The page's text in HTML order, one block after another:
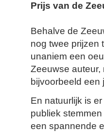
Prijs van de
Behalve de
nog twee prijzen
unaniem een
Zeeuwse auteur,
bijvoorbeeld
En natuurlijk is
publiek
een spannende